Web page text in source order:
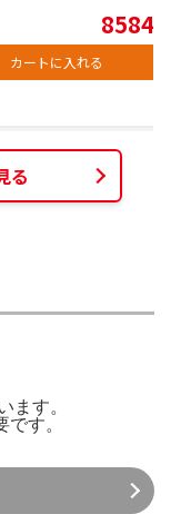
8584
カートに入れる
る
ます。
です。